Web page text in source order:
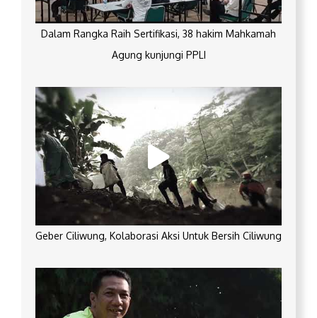
Dalam Rangka Raih Sertifikasi, 38 hakim Mahkamah
Agung kunjungi PPLI
Geber Ciliwung, Kolaborasi Aksi Untuk Bersih Ciliwung